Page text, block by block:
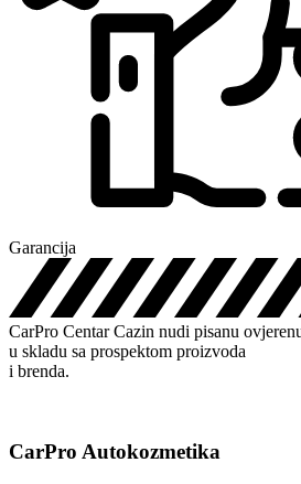
Garancija
CarPro Centar Cazin nudi pisanu
u skladu sa prospektom proizvoda
i brenda.
CarPro Autokozmetika